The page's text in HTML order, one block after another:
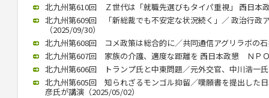
北九州第610回 Ｚ世代は「就職先選びもタイパ重視」 西日
北九州第609回 「新総裁でも不安定な状況続く」／ 政治行政
（2025/09/30）
北九州第608回 コメ政策は総合的に／共同通信アグリラボの
北九州第607回 家族の介護、適度な距離を 西日本政懇 ＮＰ
北九州第606回 トランプ氏と中東問題／元外交官、中川浩一
北九州第605回 知られざるモンゴル抑留／嘆願書を提出した
彦氏が講演（2025/05/02）